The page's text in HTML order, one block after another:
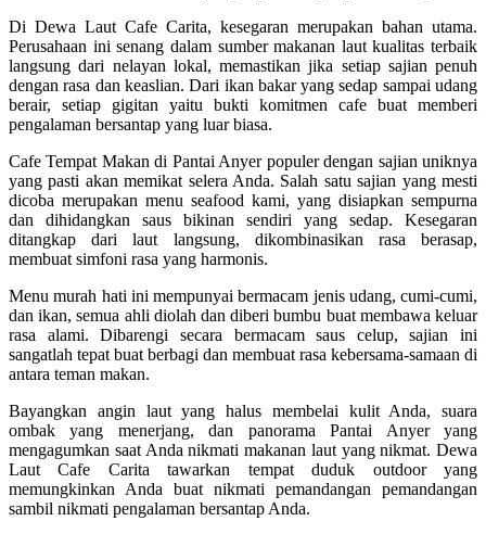
Di Dewa Laut Cafe Carita, kesegaran merupakan bahan utama.
Perusahaan ini senang dalam sumber makanan laut kualitas terbaik
langsung dari nelayan lokal, memastikan jika setiap sajian penuh
dengan rasa dan keaslian. Dari ikan bakar yang sedap sampai udang
berair, setiap gigitan yaitu bukti komitmen cafe buat memberi
pengalaman bersantap yang luar biasa.
Cafe Tempat Makan di Pantai Anyer populer dengan sajian uniknya
yang pasti akan memikat selera Anda. Salah satu sajian yang mesti
dicoba merupakan menu seafood kami, yang disiapkan sempurna
dan dihidangkan saus bikinan sendiri yang sedap. Kesegaran
ditangkap dari laut langsung, dikombinasikan rasa berasap,
membuat simfoni rasa yang harmonis.
Menu murah hati ini mempunyai bermacam jenis udang, cumi-cumi,
dan ikan, semua ahli diolah dan diberi bumbu buat membawa keluar
rasa alami. Dibarengi secara bermacam saus celup, sajian ini
sangatlah tepat buat berbagi dan membuat rasa kebersama-samaan di
antara teman makan.
Bayangkan angin laut yang halus membelai kulit Anda, suara
ombak yang menerjang, dan panorama Pantai Anyer yang
mengagumkan saat Anda nikmati makanan laut yang nikmat. Dewa
Laut Cafe Carita tawarkan tempat duduk outdoor yang
memungkinkan Anda buat nikmati pemandangan pemandangan
sambil nikmati pengalaman bersantap Anda.